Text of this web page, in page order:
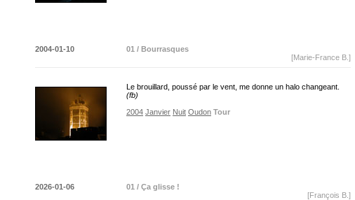
2004-01-10
01 / Bourrasques
[Marie-France B.]
Le brouillard, poussé par le vent, me donne un halo changeant.
(fb)
2004 Janvier Nuit Oudon Tour
2026-01-06
01 / Ça glisse !
[François B.]